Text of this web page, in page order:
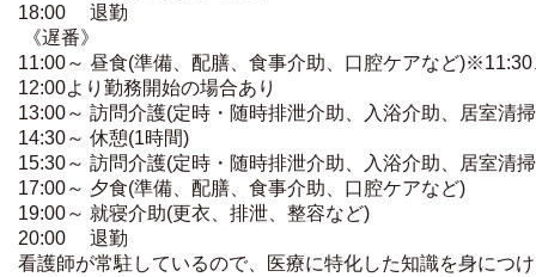
18:00 退勤
《遅番》
11:00～ 昼食(準備、配膳、食事介助、口腔ケアなど)※11:30
12:00より勤務開始の場合あり
13:00～ 訪問介護(定時・随時排泄介助、入浴介助、居室清
14:30～ 休憩(1時間)
15:30～ 訪問介護(定時・随時排泄介助、入浴介助、居室清
17:00～ 夕食(準備、配膳、食事介助、口腔ケアなど)
19:00～ 就寝介助(更衣、排泄、整容など)
20:00 退勤
看護師が常駐しているので、医療に特化した知識を身につ